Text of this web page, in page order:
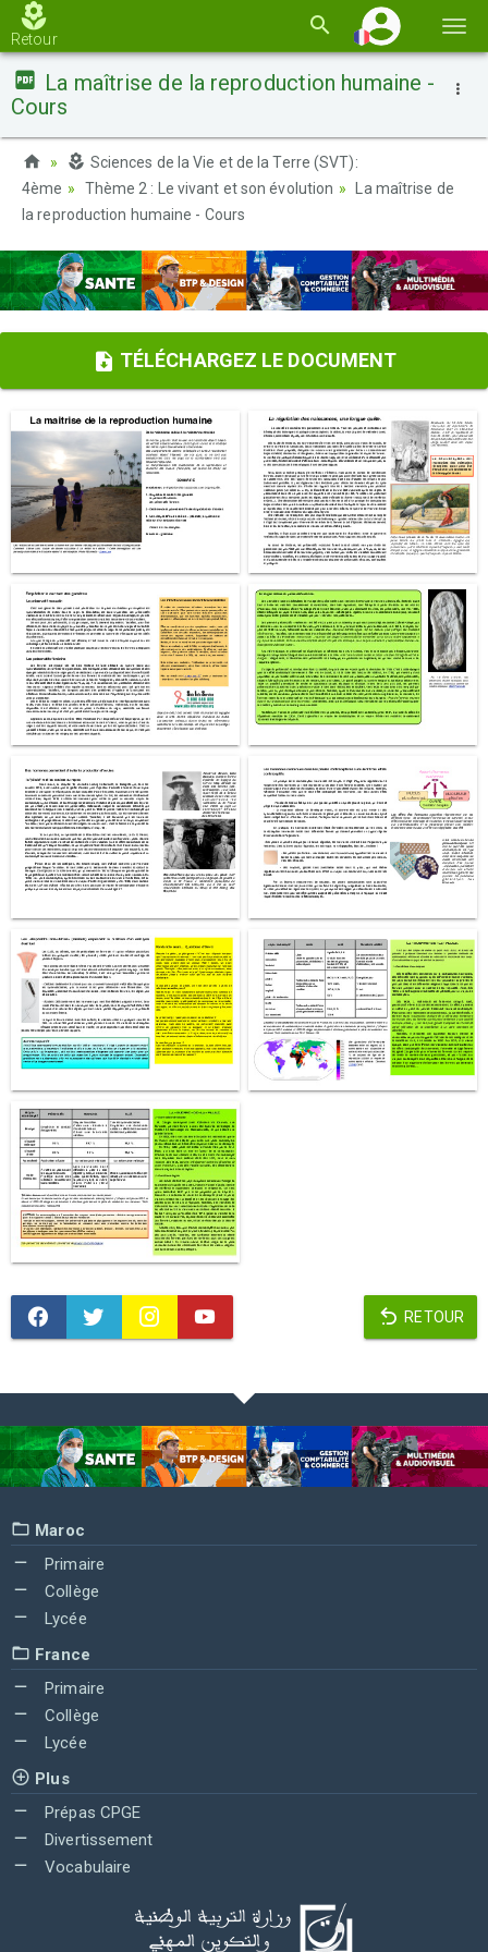
la
Retour
La maîtrise de la reproduction humaine -
Cours
Sciences de la Vie et de la Terre (SVT):
4ème
Thème 2 : Le vivant et son évolution
La maîtrise de
la reproduction humaine - Cours
TÉLÉCHARGEZ LE DOCUMENT
RETOUR
Maroc
Primaire
Collège
Lycée
France
Primaire
Collège
Lycée
Plus
Prépas CPGE
Divertissement
Vocabulaire